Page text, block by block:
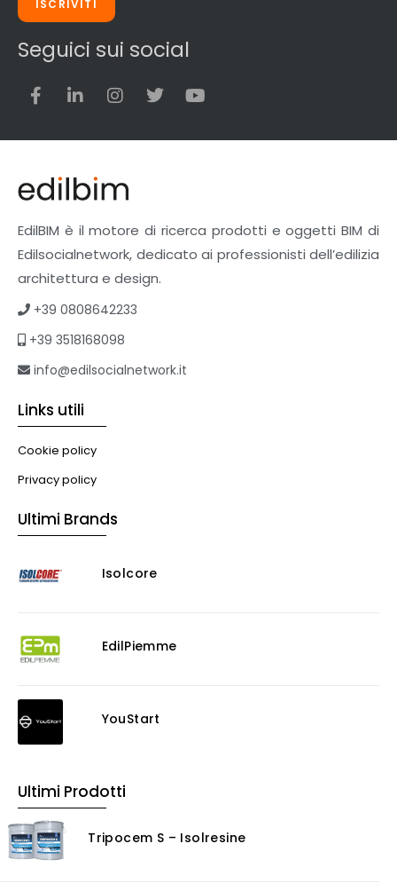
ISCRIVITI
Seguici sui social
EdilBIM è il motore di ricerca prodotti e oggetti BIM di
Edilsocialnetwork, dedicato ai professionisti dell’edilizia
architettura e design.
+39 0808642233
+39 3518168098
info@edilsocialnetwork.it
Links utili
Cookie policy
Privacy policy
Ultimi Brands
Isolcore
EdilPiemme
YouStart
Ultimi Prodotti
Tripocem S – Isolresine